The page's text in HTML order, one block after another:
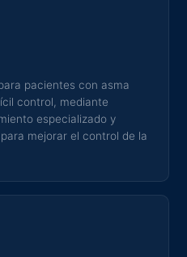
pacientes con asma
control, mediante
especializado y
mejorar el control de la